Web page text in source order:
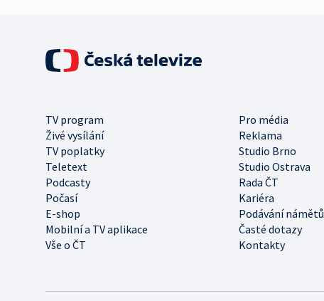
TV program
Pro média
Živé vysílání
Reklama
TV poplatky
Studio Brno
Teletext
Studio Ostrava
Podcasty
Rada ČT
Počasí
Kariéra
E-shop
Podávání námětů
Mobilní a TV aplikace
Časté dotazy
Vše o ČT
Kontakty